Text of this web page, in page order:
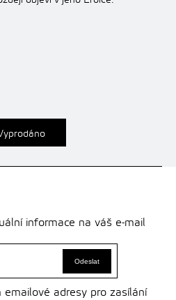
informace na váš e-mail
adresy pro zasílání